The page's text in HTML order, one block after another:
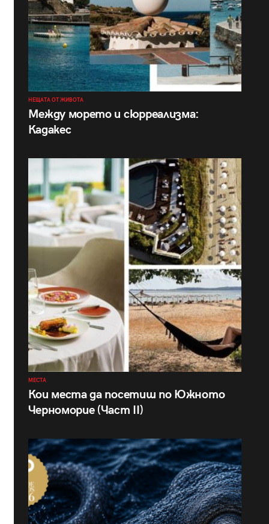
НЕЩАТА ОТ ЖИВОТА
Между морето и сюрреализма:
Кадакес
МЕСТА
Кои места да посетиш по Южното
Черноморие (Част II)